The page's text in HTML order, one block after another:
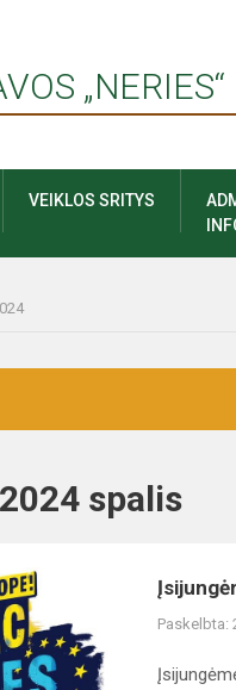
VEIKLOS SRITYS
spalis
Paskelbta: